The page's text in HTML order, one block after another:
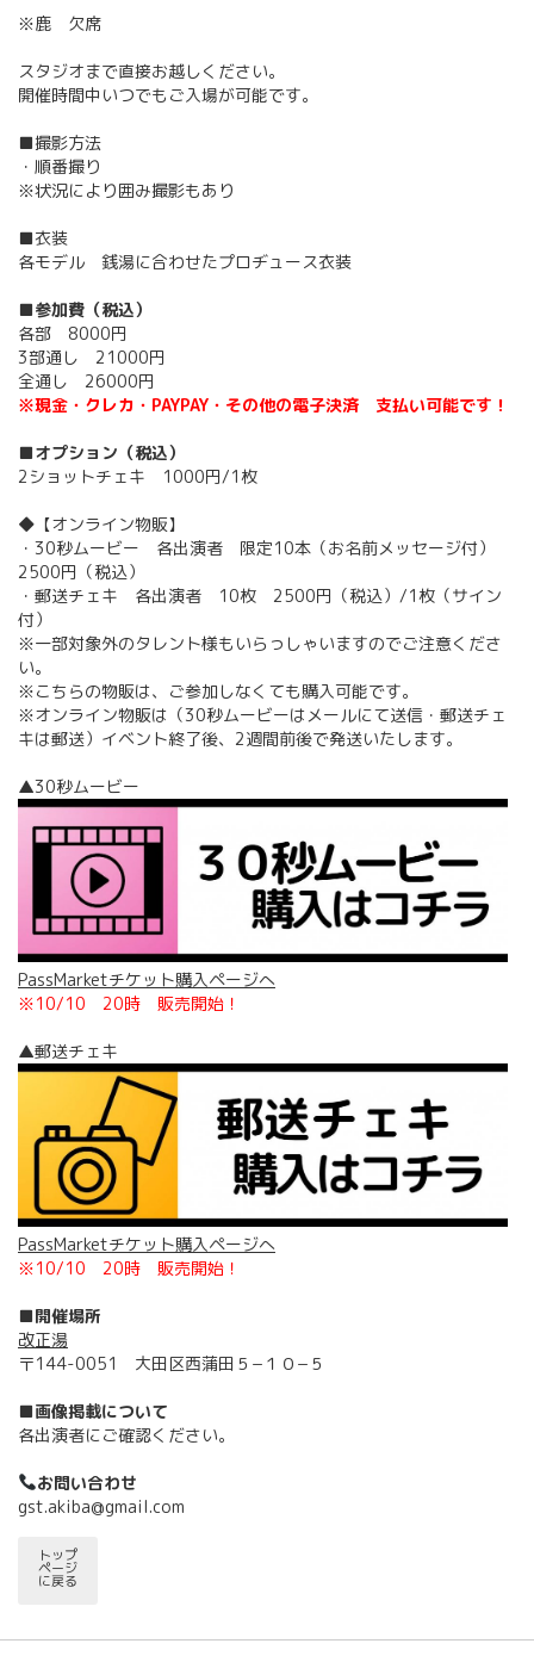
※鹿 欠席
スタジオまで直接お越しください。
開催時間中いつでもご入場が可能です。
■撮影方法
・順番撮り
※状況により囲み撮影もあり
■衣装
各モデル 銭湯に合わせたプロヂュース衣装
■参加費（税込）
各部 8000円
3部通し 21000円
全通し 26000円
※現金・クレカ・PAYPAY・その他の電子決済 支払い可能です！
■オプション（税込）
2ショットチェキ 1000円/1枚
◆【オンライン物販】
・30秒ムービー 各出演者 限定10本（お名前メッセージ付）
2500円（税込）
・郵送チェキ 各出演者 10枚 2500円（税込）/1枚（サイン
付）
※一部対象外のタレント様もいらっしゃいますのでご注意くださ
い。
※こちらの物販は、ご参加しなくても購入可能です。
※オンライン物販は（30秒ムービーはメールにて送信・郵送チェ
キは郵送）イベント終了後、2週間前後で発送いたします。
▲30秒ムービー
PassMarketチケット購入ページへ
※10/10 20時 販売開始！
▲郵送チェキ
PassMarketチケット購入ページへ
※10/10 20時 販売開始！
■開催場所
改正湯
〒144-0051 大田区西蒲田５−１０−５
■画像掲載について
各出演者にご確認ください。
お問い合わせ
gst.akiba@gmail.com
トップ
ページ
に戻る